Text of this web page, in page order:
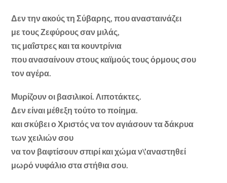
Δεν την ακούς τη Σύβαρης, που ανασταινάζει
με τους Ζεφύρους σαν μιλάς,
τις μαΐστρες και τα κουντρίνια
που ανασαίνουν στους καϊμούς τους όρμους σου
τον αγέρα.
Μυρίζουν οι βασιλικοί. Λιποτάκτες.
Δεν είναι μέθεξη τούτο το ποίημα.
και σκύβει ο Χριστός να τον αγιάσουν τα δάκρυα
των χειλιών σου
να τον βαφτίσουν σπιρί και χώμα ν\’αναστηθεί
μωρό νυφάλιο στα στήθια σου.